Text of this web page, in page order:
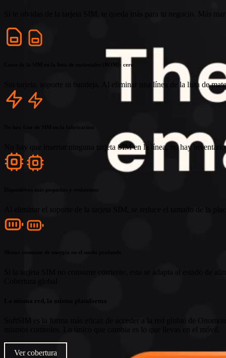
Si te olvidas de la tarjeta SIM, te queda más para tu negocio. Más
Coste de la SIM en la lista de materiales (BOM): cero
Sin tarjeta, soporte ni bandeja. Al eliminar una línea de la lista de
No hay fase de SIM en la fabricación
No hay que insertar ninguna tarjeta SIM en la línea, no hay
Dispositivos más pequeños y resistentes
Al eliminar el soporte de la tarjeta SIM, se reduce el tamaño de la
Menor consumo de energía en el sueño profundo
Si la tarjeta SIM no consume corriente, esta se adapta al estado de
La misma red, la misma plataforma
SoftSIM es la forma más eficaz de acceder a la red global de
mismos controles. Lo único que cambia es lo que llevas en el móvil.
Ver cobertura